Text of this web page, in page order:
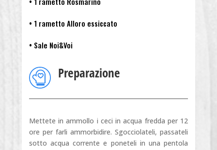
• 1 rametto Alloro essiccato
• Sale Noi&Voi
Preparazione
Mettete in ammollo i ceci in acqua fredda per 12
ore per farli ammorbidire. Sgocciolateli, passateli
sotto acqua corrente e poneteli in una pentola